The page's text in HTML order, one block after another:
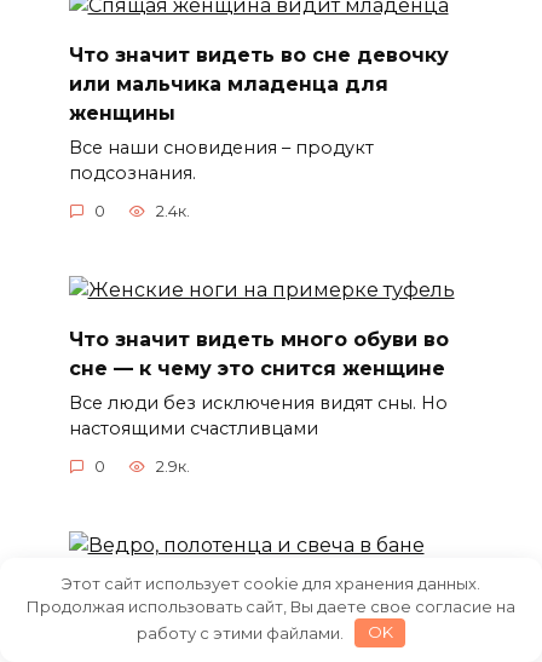
Что значит видеть во сне девочку
или мальчика младенца для
женщины
Все наши сновидения – продукт
подсознания.
0 2.4к.
Что значит видеть много обуви во
сне — к чему это снится женщине
Все люди без исключения видят сны. Но
настоящими счастливцами
0 2.9к.
Что значит мыться в бане во сне — к
чему это снится женщине
Этот сайт использует cookie для хранения данных.
Продолжая использовать сайт, Вы даете свое согласие на
работу с этими файлами.
OK